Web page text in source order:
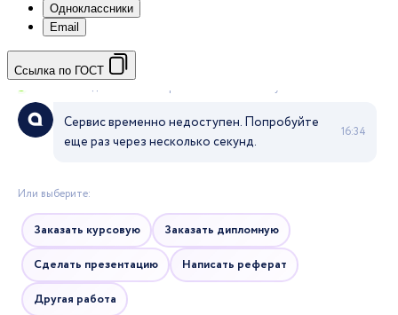
Одноклассники
Email
Ссылка по ГОСТ